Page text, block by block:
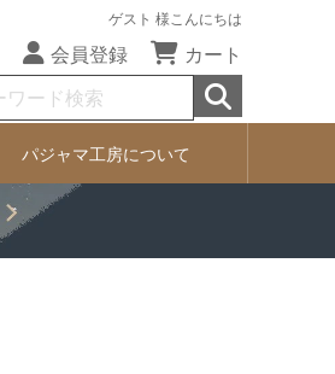
ゲスト 様こんにちは
会員登録 カート
パジャマ工房について